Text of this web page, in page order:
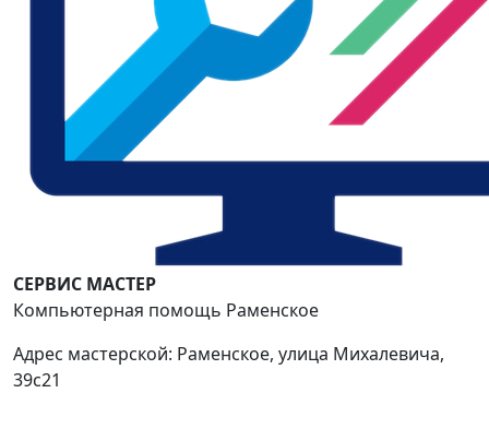
СЕРВИС МАСТЕР
Компьютерная помощь Раменское
Адрес мастерской: Раменское, улица Михалевича,
39с21